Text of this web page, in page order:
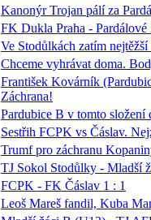
Kanonýr Trojan pálí za
FK Dukla Praha - Pardálové
Ve Stodůlkách zatím
Chceme vyhrávat doma.
František Kovárník
Záchrana!
Pardubice B v tomto složení
Sestřih FCPK vs Čáslav.
Trumf pro záchranu
TJ Sokol Stodůlky - Mladší
FCPK - FK Čáslav 1 : 1
Leoš Mareš fandil, Kuba